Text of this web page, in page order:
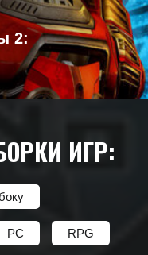
2:
ИГР:
PC RPG